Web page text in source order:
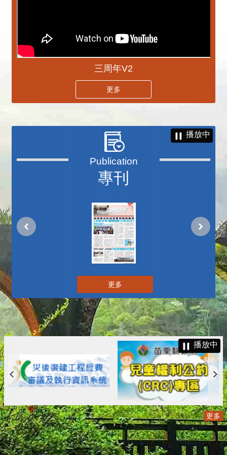
三周年V2
更多
專刊
播放中
更多
播放中
更多